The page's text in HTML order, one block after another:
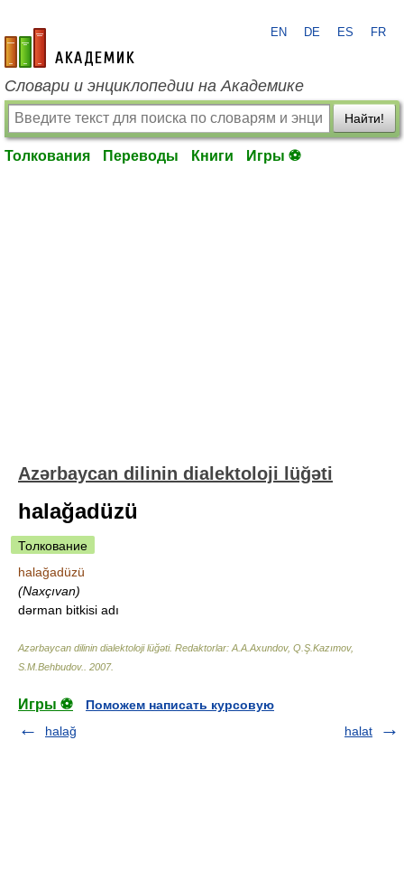
academic.ru
EN DE ES FR
Словари и энциклопедии на Академике
Найти!
Толкования Переводы Книги Игры ⚽
Azərbaycan dilinin dialektoloji lüğəti
halağadüzü
Толкование
halağadüzü
(Naxçıvan)
dərman bitkisi adı
Azərbaycan dilinin dialektoloji lüğəti. Redaktorlar: A.A.Axundov, Q.Ş.Kazımov,
S.M.Behbudov.
2007.
Игры ⚽
Поможем написать курсовую
halağ
halat